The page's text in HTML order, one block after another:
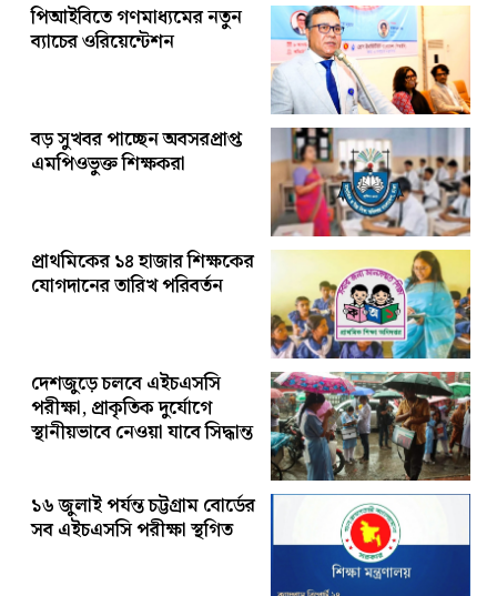
পিআইবিতে গণমাধ্যমের নতুন
ব্যাচের ওরিয়েন্টেশন
বড় সুখবর পাচ্ছেন অবসরপ্রাপ্ত
এমপিওভুক্ত শিক্ষকরা
প্রাথমিকের ১৪ হাজার শিক্ষকের
যোগদানের তারিখ পরিবর্তন
দেশজুড়ে চলবে এইচএসসি
পরীক্ষা, প্রাকৃতিক দুর্যোগে
স্থানীয়ভাবে নেওয়া যাবে সিদ্ধান্ত
১৬ জুলাই পর্যন্ত চট্টগ্রাম বোর্ডের
সব এইচএসসি পরীক্ষা স্থগিত